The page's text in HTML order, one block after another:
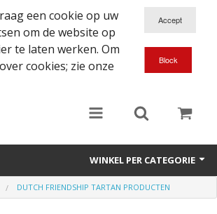
een cookie op uw
om de website op
te laten werken. Om
cookies; zie onze
WINKEL PER CATEGORIE
DUTCH FRIENDSHIP TARTAN PRODUCTEN